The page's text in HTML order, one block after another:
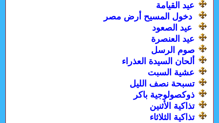
عيد القيامة
دخول المسيح أرض مصر
عيد الصعود
عيد العنصرة
صوم الرسل
ألحان السيدة العذراء
عشية السبت
تسبحة نصف الليل
ذوكصولوجية باكر
تذاكية الأثنين
تذاكية الثلاثاء